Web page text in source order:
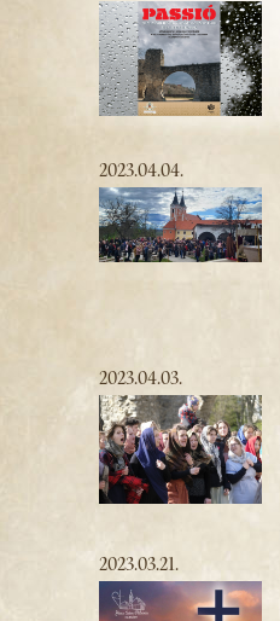
2023.04.04.
2023.04.03.
2023.03.21.